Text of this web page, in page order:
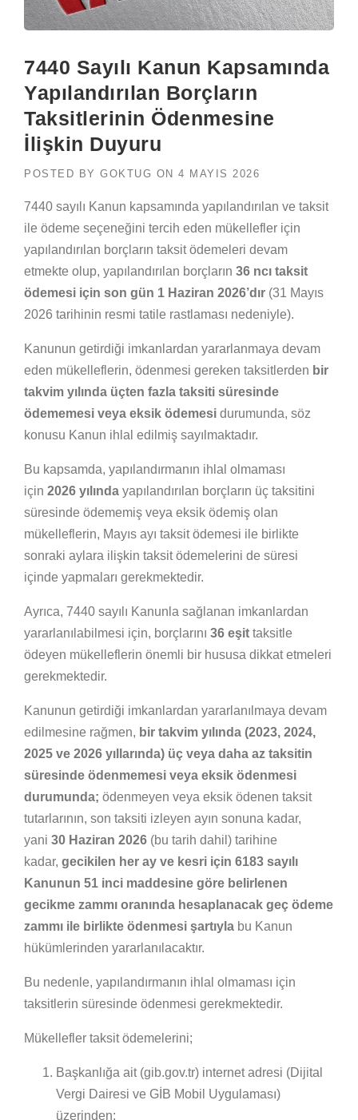
7440 Sayılı Kanun Kapsamında
Yapılandırılan Borçların
Taksitlerinin Ödenmesine
İlişkin Duyuru
POSTED BY GOKTUG ON 4 MAYIS 2026
7440 sayılı Kanun kapsamında yapılandırılan ve taksit
ile ödeme seçeneğini tercih eden mükellefler için
yapılandırılan borçların taksit ödemeleri devam
etmekte olup, yapılandırılan borçların 36 ncı taksit
ödemesi için son gün 1 Haziran 2026’dır (31 Mayıs
2026 tarihinin resmi tatile rastlaması nedeniyle).
Kanunun getirdiği imkanlardan yararlanmaya devam
eden mükelleflerin, ödenmesi gereken taksitlerden bir
takvim yılında üçten fazla taksiti süresinde
ödememesi veya eksik ödemesi durumunda, söz
konusu Kanun ihlal edilmiş sayılmaktadır.
Bu kapsamda, yapılandırmanın ihlal olmaması
için 2026 yılında yapılandırılan borçların üç taksitini
süresinde ödememiş veya eksik ödemiş olan
mükelleflerin, Mayıs ayı taksit ödemesi ile birlikte
sonraki aylara ilişkin taksit ödemelerini de süresi
içinde yapmaları gerekmektedir.
Ayrıca, 7440 sayılı Kanunla sağlanan imkanlardan
yararlanılabilmesi için, borçlarını 36 eşit taksitle
ödeyen mükelleflerin önemli bir hususa dikkat etmeleri
gerekmektedir.
Kanunun getirdiği imkanlardan yararlanılmaya devam
edilmesine rağmen, bir takvim yılında (2023, 2024,
2025 ve 2026 yıllarında) üç veya daha az taksitin
süresinde ödenmemesi veya eksik ödenmesi
durumunda; ödenmeyen veya eksik ödenen taksit
tutarlarının, son taksiti izleyen ayın sonuna kadar,
yani 30 Haziran 2026 (bu tarih dahil) tarihine
kadar, gecikilen her ay ve kesri için 6183 sayılı
Kanunun 51 inci maddesine göre belirlenen
gecikme zammı oranında hesaplanacak geç ödeme
zammı ile birlikte ödenmesi şartıyla bu Kanun
hükümlerinden yararlanılacaktır.
Bu nedenle, yapılandırmanın ihlal olmaması için
taksitlerin süresinde ödenmesi gerekmektedir.
Mükellefler taksit ödemelerini;
Başkanlığa ait (gib.gov.tr) internet adresi (Dijital
Vergi Dairesi ve GİB Mobil Uygulaması)
üzerinden;